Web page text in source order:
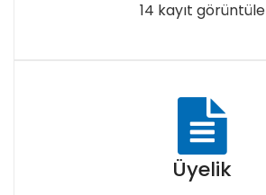
14 kayıt görüntüle
Üyelik